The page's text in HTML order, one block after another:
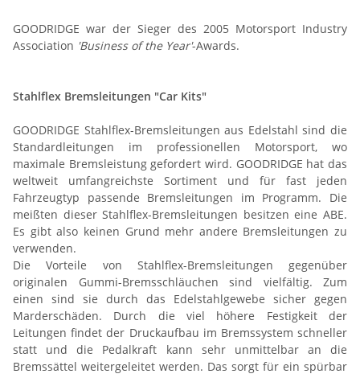
GOODRIDGE war der Sieger des 2005 Motorsport Industry
Association 'Business of the Year'-Awards.
Stahlflex Bremsleitungen "Car Kits"
GOODRIDGE Stahlflex-Bremsleitungen aus Edelstahl sind die
Standardleitungen im professionellen Motorsport, wo
maximale Bremsleistung gefordert wird. GOODRIDGE hat das
weltweit umfangreichste Sortiment und für fast jeden
Fahrzeugtyp passende Bremsleitungen im Programm. Die
meißten dieser Stahlflex-Bremsleitungen besitzen eine ABE.
Es gibt also keinen Grund mehr andere Bremsleitungen zu
verwenden.
Die Vorteile von Stahlflex-Bremsleitungen gegenüber
originalen Gummi-Bremsschläuchen sind vielfältig. Zum
einen sind sie durch das Edelstahlgewebe sicher gegen
Marderschäden. Durch die viel höhere Festigkeit der
Leitungen findet der Druckaufbau im Bremssystem schneller
statt und die Pedalkraft kann sehr unmittelbar an die
Bremssättel weitergeleitet werden. Das sorgt für ein spürbar